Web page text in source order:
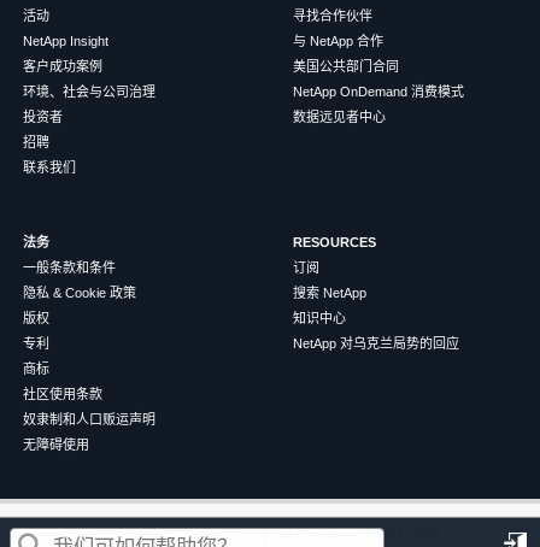
这篇文章对您有帮助吗？
活动
NetApp Insight
客户成功案例
环境、社会与公司治理
投资者
招聘
联系我们
寻找合作伙伴
与 NetApp 合作
美国公共部门合同
NetApp OnDemand 消费模式
数据远见者中心
法务
一般条款和条件
隐私 & Cookie 政策
版权
专利
商标
社区使用条款
奴隶制和人口贩运声明
无障碍使用
RESOURCES
订阅
搜索 NetApp
知识中心
NetApp 对乌克兰局势的回应
©2026NetApp 中文（简体） 条款和条件
隐私政策